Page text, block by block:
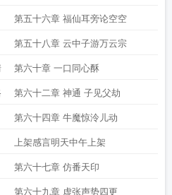
第五十六章 福仙耳旁论空空
第五十八章 云中子游万云宗
第六十章 一口同心酥
第六十二章 神通 子见父劫
第六十四章 牛魔惊泠儿动
上架感言明天中午上架
第六十七章 仿番天印
第六十九章 虚张声势四更